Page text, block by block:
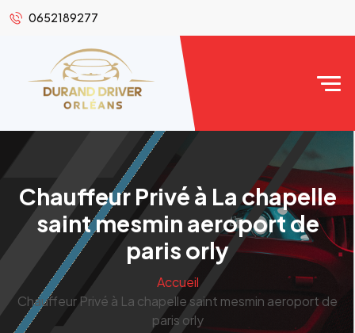
0652189277
Chauffeur Privé à La chapelle
saint mesmin aeroport de
paris orly
Accueil
Chauffeur Privé à La chapelle saint mesmin aeroport de
paris orly